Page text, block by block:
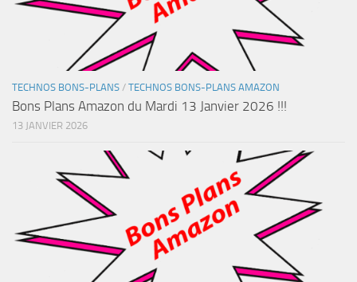
TECHNOS BONS-PLANS / TECHNOS BONS-PLANS AMAZON
Bons Plans Amazon du Mardi 13 Janvier 2026 !!!
13 JANVIER 2026